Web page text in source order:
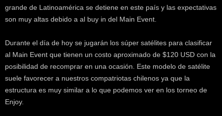
grande de Latinoamérica se detiene en este país y las expectativas
son muy altas debido a al buy in del Main Event.
Durante el día de hoy se jugarán los súper satélites para clasificar
al Main Event que tienen un costo aproximado de $120 USD con la
posibilidad de recomprar en una ocasión. Este modelo de satélite
suele favorecer a nuestros compatriotas chilenos ya que la
estructura es muy similar a lo que podemos ver en los torneo de
Enjoy.